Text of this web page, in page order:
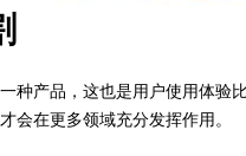
产品，这也是用户使用体验
会在更多领域充分发挥作用。